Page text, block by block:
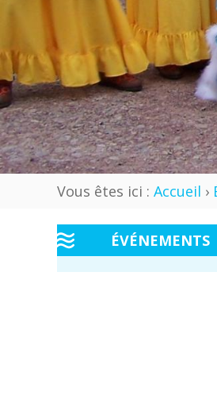
Vous êtes ici : Accueil ›
ÉVÉNEMENTS